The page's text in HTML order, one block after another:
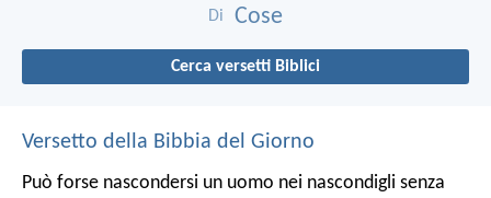
Di Cose
Cerca versetti Biblici
Versetto della Bibbia del Giorno
Può forse nascondersi un uomo nei nascondigli senza